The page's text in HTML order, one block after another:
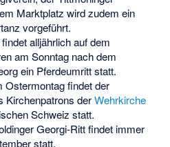
Marktplatz wird zudem ein
vorgeführt.
alljährlich auf dem
am Sonntag nach dem
ein Pferdeumritt statt.
Ostermontag findet der
Kirchenpatrons derWehrkirche
Schweiz statt.
Georgi-Ritt findet immer
statt.